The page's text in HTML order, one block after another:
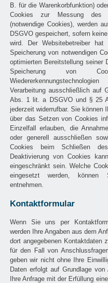
B. für die Warenkorbfunktion)
Cookies zur Messung des
(notwendige Cookies), werden
DSGVO gespeichert, sofern
wird. Der Websitebetreiber
Speicherung von notwendigen
optimierten Bereitstellung seiner
Speicherung von
Verarbeitung ausschließlich auf
Abs. 1 lit. a DSGVO und § 25
jederzeit widerrufbar. Sie können
über das Setzen von Cookies
Einzelfall erlauben, die
oder generell ausschließen
Cookies beim Schließen
Deaktivierung von Cookies
eingeschränkt sein. Welche
eingesetzt werden, können
entnehmen.
Kontaktformular
Wenn Sie uns per
werden Ihre Angaben aus dem
dort angegebenen Kontaktdaten
für den Fall von
geben wir nicht ohne Ihre
Daten erfolgt auf Grundlage
Ihre Anfrage mit der Erfüllung